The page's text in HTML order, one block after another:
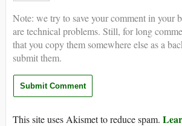
Note: we try to save your comment in your
are technical problems. Still, for long
that you copy them somewhere else as a
submit them.
This site uses Akismet to reduce spam.